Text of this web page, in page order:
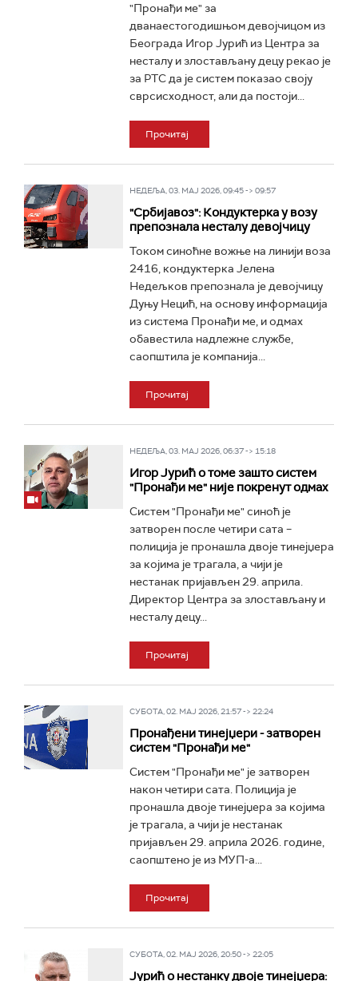
"Пронађи ме" за
дванаестогодишњом девојчицом из
Београда Игор Јурић из Центра за
несталу и злостављану децу рекао је
за РТС да је систем показао своју
сврсисходност, али да постоји...
Прочитај
НЕДЕЉА, 03. МАЈ 2026, 09:45 -> 09:57
"Србијавоз": Кондуктерка у возу
препознала несталу девојчицу
Током синоћне вожње на линији воза
2416, кондуктерка Јелена
Недељков препознала је девојчицу
Дуњу Нецић, на основу информација
из система Пронађи ме, и одмах
обавестила надлежне службе,
саопштила је компанија...
Прочитај
НЕДЕЉА, 03. МАЈ 2026, 06:37 -> 15:18
Игор Јурић о томе зашто систем
"Пронађи ме" није покренут одмах
Систем "Пронађи ме" синоћ је
затворен после четири сата –
полиција је пронашла двоје тинејџера
за којима је трагала, а чији је
нестанак пријављен 29. априла.
Директор Центра за злостављану и
несталу децу...
Прочитај
СУБОТА, 02. МАЈ 2026, 21:57 -> 22:24
Пронађени тинејџери - затворен
систем "Пронађи ме"
Систем "Пронађи ме" је затворен
након четири сата. Полиција је
пронашла двоје тинејџера за којима
је трагала, а чији је нестанак
пријављен 29. априла 2026. године,
саопштено је из МУП-а...
Прочитај
СУБОТА, 02. МАЈ 2026, 20:50 -> 22:05
Јурић о нестанку двоје тинејџера: